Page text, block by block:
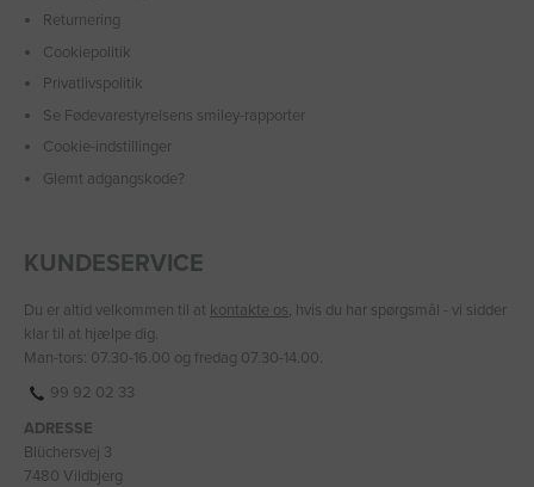
Returnering
Cookiepolitik
Privatlivspolitik
Se Fødevarestyrelsens smiley-rapporter
Cookie-indstillinger
Glemt adgangskode?
KUNDESERVICE
Du er altid velkommen til at kontakte os, hvis du har spørgsmål - vi sidder
klar til at hjælpe dig.
Man-tors: 07.30-16.00 og fredag 07.30-14.00.
99 92 02 33
ADRESSE
Blüchersvej 3
7480 Vildbjerg